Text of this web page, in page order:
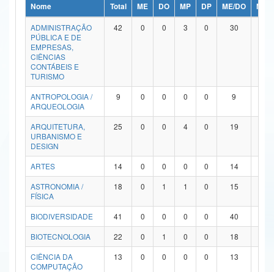
Ministério da Ciência, Tecnologia, Inovações e Comunicações
Ministério do Meio Ambiente
Ministério do Turismo
Ministério do Desenvolvimento Regional
Controladoria-Geral da União
Ministério da Mulher, da Família e dos Direitos Humanos
Secretaria de Governo
Advocacia-Geral da União
Banco Central do Brasil
Nome Total ME DO MP DP ME/DO
MP/
ADMINISTRAÇÃO
PÚBLICA E DE
EMPRESAS,
CIÊNCIAS
CONTÁBEIS E
TURISMO
42 0 0 3 0 30
ANTROPOLOGIA /
ARQUEOLOGIA
9 0 0 0 0 9
ARQUITETURA,
URBANISMO E
DESIGN
25 0 0 4 0 19
ARTES 14 0 0 0 0 14
ASTRONOMIA /
FÍSICA
18 0 1 1 0 15
BIODIVERSIDADE 41 0 0 0 0 40
BIOTECNOLOGIA
22 0 1 0 0 18
CIÊNCIA DA
COMPUTAÇÃO
13 0 0 0 0 13